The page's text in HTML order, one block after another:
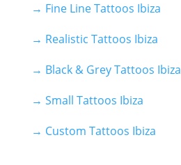
→ Fine Line Tattoos Ibiza
→ Realistic Tattoos Ibiza
→ Black & Grey Tattoos Ibiza
→ Small Tattoos Ibiza
→ Custom Tattoos Ibiza